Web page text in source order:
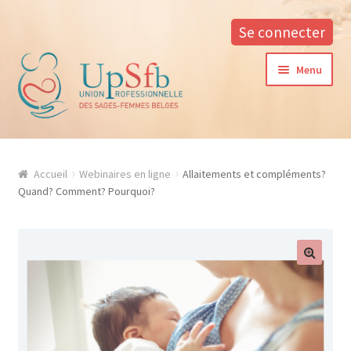
Se connecter
Aller
à
la
navigation
Aller
au
contenu
Menu
A propos
La formation continue à l’UPSfB
Procédure d’inscription
Conditions générales
Contacter notre responsable des formations
Accueil Webinaires en ligne
Allaitements et compléments?
Quand? Comment? Pourquoi?